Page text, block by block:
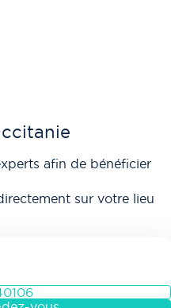
afin de bénéficier
sur votre lieu